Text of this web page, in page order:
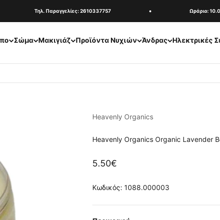
Τηλ. Παραγγελίες: 2610337757 Ωράριο:
Σώμα Μακιγιάζ Προϊόντα Νυχιών Άνδρας Ηλεκτρικές
Heavenly Organics
Heavenly Organics Organic Lavender
Τιμή πώλησης
5.50€
Κωδικός: 1088.000003